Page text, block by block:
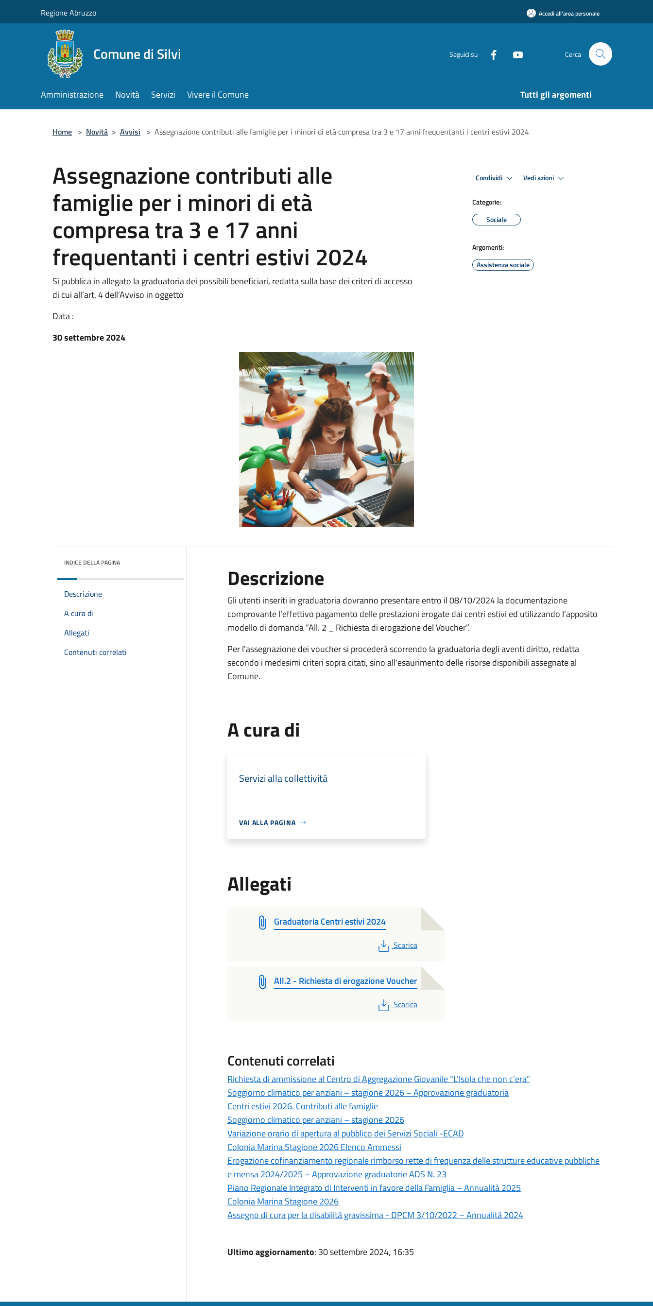
Regione Abruzzo Accedi all'area personale
Comune di Silvi Seguici su Cerca
Amministrazione Novità Servizi Vivere il Comune Tutti gli argomenti
Home > Novità > Avvisi > Assegnazione contributi alle famiglie per i minori di età compresa tra 3 e 17 anni frequentanti i centri estivi 2024
Assegnazione contributi alle
famiglie per i minori di età
compresa tra 3 e 17 anni
frequentanti i centri estivi 2024
Si pubblica in allegato la graduatoria dei possibili beneficiari, redatta sulla base dei criteri di accesso
di cui all’art. 4 dell’Avviso in oggetto
Data :
30 settembre 2024
Condividi Vedi azioni
Categorie:
Sociale
Argomenti:
Assistenza sociale
INDICE DELLA PAGINA
Descrizione
A cura di
Allegati
Contenuti correlati
Descrizione
Gli utenti inseriti in graduatoria dovranno presentare entro il 08/10/2024 la documentazione
comprovante l’effettivo pagamento delle prestazioni erogate dai centri estivi ed utilizzando l’apposito
modello di domanda “All. 2 _ Richiesta di erogazione del Voucher”.
Per l'assegnazione dei voucher si procederà scorrendo la graduatoria degli aventi diritto, redatta
secondo i medesimi criteri sopra citati, sino all'esaurimento delle risorse disponibili assegnate al
Comune.
A cura di
Servizi alla collettività
VAI ALLA PAGINA
Allegati
Graduatoria Centri estivi 2024
PDF
Scarica
All.2 - Richiesta di erogazione Voucher
PDF
Scarica
Contenuti correlati
Richiesta di ammissione al Centro di Aggregazione Giovanile “L’Isola che non c’era”
Soggiorno climatico per anziani – stagione 2026 – Approvazione graduatoria
Centri estivi 2026. Contributi alle famiglie
Soggiorno climatico per anziani – stagione 2026
Variazione orario di apertura al pubblico dei Servizi Sociali -ECAD
Colonia Marina Stagione 2026 Elenco Ammessi
Erogazione cofinanziamento regionale rimborso rette di frequenza delle strutture educative pubbliche
e mensa 2024/2025 – Approvazione graduatorie ADS N. 23
Piano Regionale Integrato di Interventi in favore della Famiglia – Annualità 2025
Colonia Marina Stagione 2026
Assegno di cura per la disabilità gravissima - DPCM 3/10/2022 – Annualità 2024
Ultimo aggiornamento: 30 settembre 2024, 16:35